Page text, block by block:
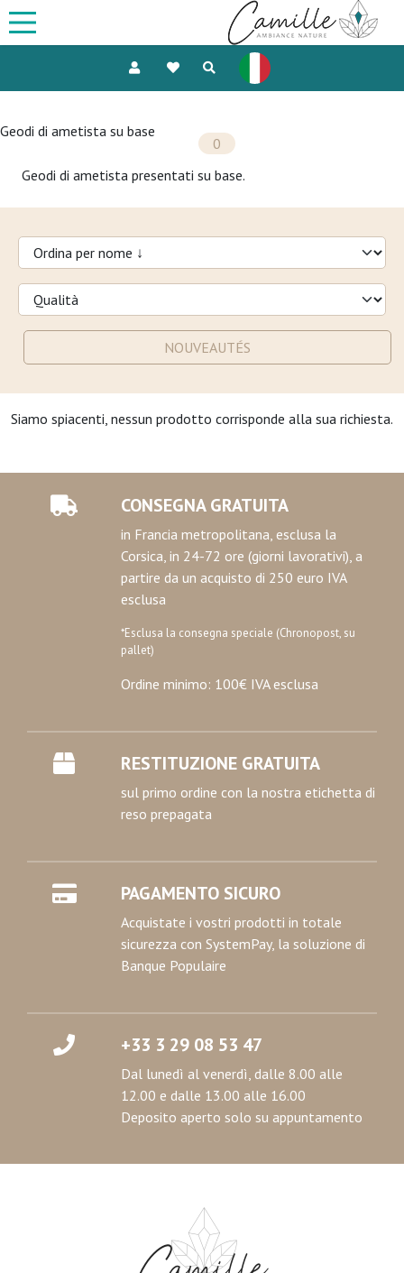
Geodi di ametista su base
0
Geodi di ametista presentati su base.
NOUVEAUTÉS
Siamo spiacenti, nessun prodotto corrisponde alla sua richiesta.
CONSEGNA GRATUITA
in Francia metropolitana, esclusa la
Corsica, in 24-72 ore (giorni lavorativi), a
partire da un acquisto di 250 euro IVA
esclusa
*Esclusa la consegna speciale (Chronopost, su
pallet)
Ordine minimo: 100€ IVA esclusa
RESTITUZIONE GRATUITA
sul primo ordine con la nostra etichetta di
reso prepagata
PAGAMENTO SICURO
Acquistate i vostri prodotti in totale
sicurezza con SystemPay, la soluzione di
Banque Populaire
+33 3 29 08 53 47
Dal lunedì al venerdì, dalle 8.00 alle
12.00 e dalle 13.00 alle 16.00
Deposito aperto solo su appuntamento